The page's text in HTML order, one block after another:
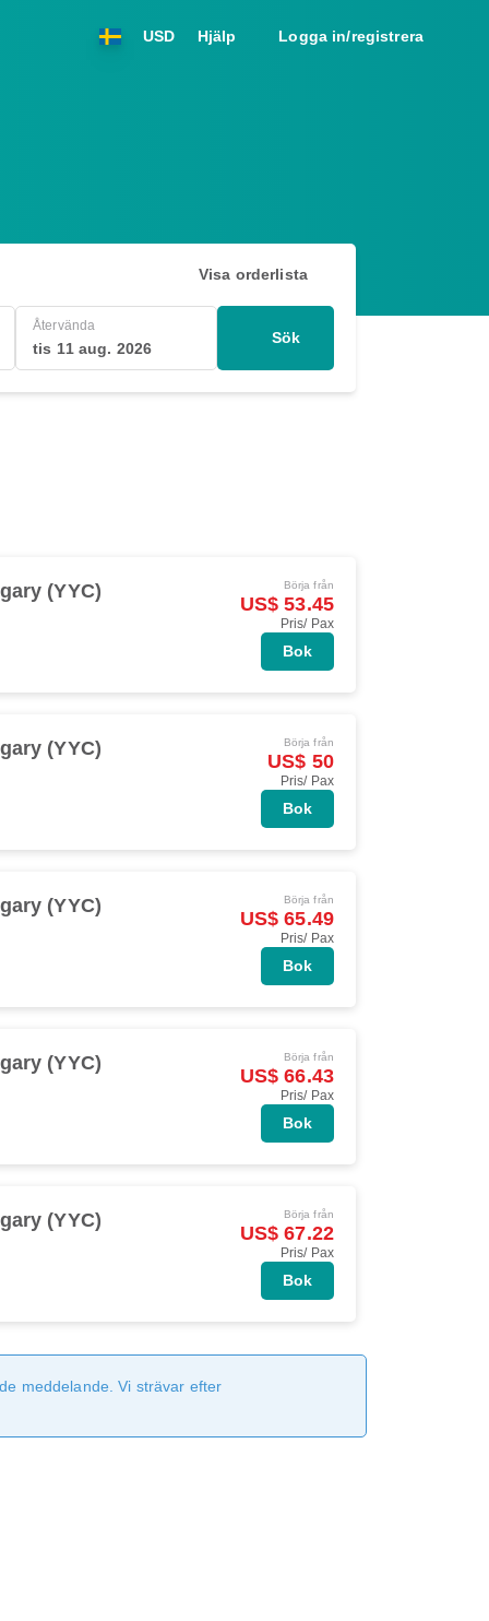
USD Hjälp Logga in/registrera
Visa orderlista
Återvända
tis 11 aug. 2026
Sök
(YYC) Börja från
US$ 53.45
Pris/ Pax
Bok
(YYC) Börja från
US$ 50
Pris/ Pax
Bok
(YYC) Börja från
US$ 65.49
Pris/ Pax
Bok
(YYC) Börja från
US$ 66.43
Pris/ Pax
Bok
(YYC) Börja från
US$ 67.22
Pris/ Pax
Bok
meddelande. Vi strävar efter